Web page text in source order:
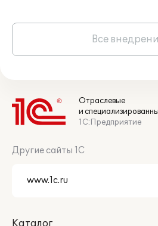
Все
Отраслевые
и
1С:Предприятие
Другие сайты 1С